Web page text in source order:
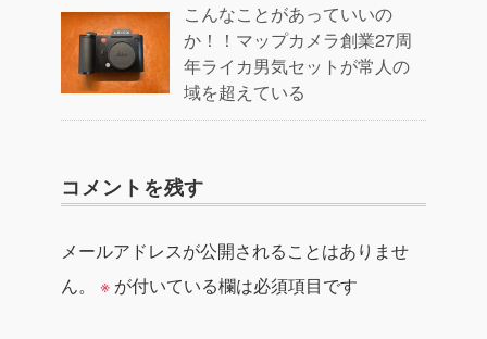
こんなことがあっていいの
か！！マップカメラ創業27周
年ライカ男気セットが常人の
域を超えている
コメントを残す
メールアドレスが公開されることはありませ
ん。
※ が付いている欄は必須項目です